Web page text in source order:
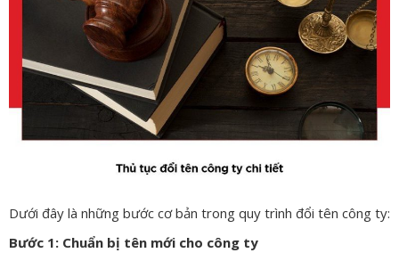
Dưới đây là những bước cơ bản trong quy trình đổi tên công ty:
Bước 1: Chuẩn bị tên mới cho công ty